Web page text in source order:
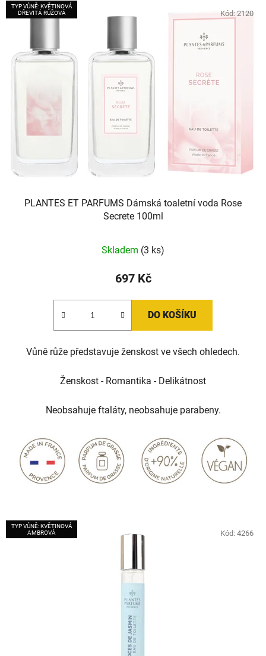
TYP VŮNĚ: KVĚTINOVÁ
DŘEVITÁ RŮŽOVÁ
PLANTES ET PARFUMS Dámská toaletní voda Rose
Secrete 100ml
hodnocení
produktu
hvězdiček.
Skladem (3 ks)
697 Kč
DO KOŠÍKU
Vůně růže představuje ženskost ve všech ohledech.
Ženskost - Romantika - Delikátnost
Neobsahuje ftaláty, neobsahuje parabeny.
Kód: 2120
TYP VŮNĚ: KVĚTINOVÁ
AMBROVÁ
Kód: 4266